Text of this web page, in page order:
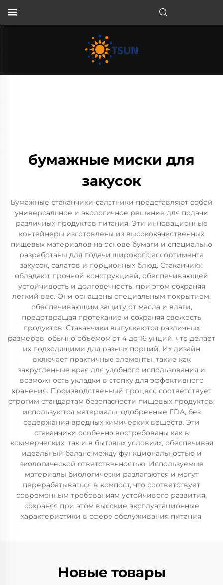
бумажные миски для
закусок
Бумажные стаканчики-салатники представляют собой
универсальное и экологичное решение для подачи
различных продуктов питания. Эти инновационные
контейнеры изготовлены из высококачественных
пищевых материалов на основе бумаги и специально
разработаны для подачи широкого ассортимента
закусок, салатов и порционных блюд. Стаканчики
обладают прочной конструкцией, обеспечивающей
устойчивость и долговечность, при этом сохраняя
легкий вес. Они оснащены специальным покрытием,
обеспечивающим защиту от масла и влаги,
предотвращая протекание и сохраняя свежесть
продуктов. Стаканчики выпускаются различных
размеров, обычно объемом от 4 до 16 унций, что делает
их подходящими для разных порций. Их дизайн
включает практичные элементы, такие как
закругленные края для удобного использования и
возможность укладки в стопку для эффективного
хранения. Производственный процесс соответствует
строгим стандартам безопасности пищевых продуктов,
используются материалы, одобренные FDA, без
содержания вредных химических веществ. Эти
стаканчики особенно востребованы как в
коммерческих, так и в бытовых условиях, обеспечивая
идеальный баланс между функциональностью и
экологической ответственностью. Используемые
материалы биологически разлагаются и могут
перерабатываться в компост, что соответствует
современным требованиям устойчивого развития,
сохраняя при этом высокие эксплуатационные
характеристики в сфере обслуживания питания.
Новые товары